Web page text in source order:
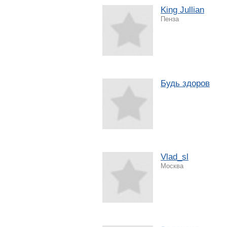
King Jullian
Пенза
Будь здоров
Vlad_sl
Москва